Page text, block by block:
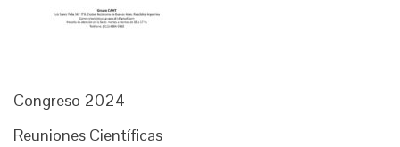
Congreso 2024
Reuniones Científicas